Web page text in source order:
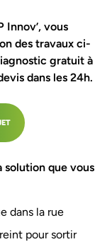
Innov’, vous
des travaux ci-
gratuit à
dans les 24h.
solution que vous
dans la rue
pour sortir